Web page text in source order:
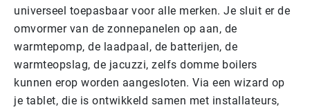
universeel toepasbaar voor alle merken. Je sluit er de
omvormer van de zonnepanelen op aan, de
warmtepomp, de laadpaal, de batterijen, de
warmteopslag, de jacuzzi, zelfs domme boilers
kunnen erop worden aangesloten. Via een wizard op
je tablet, die is ontwikkeld samen met installateurs,